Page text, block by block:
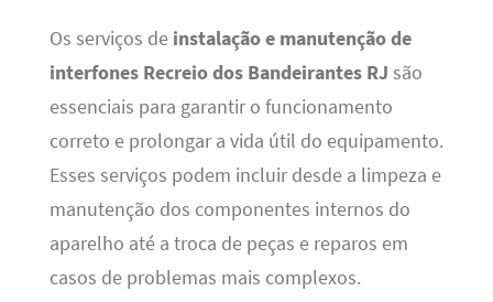
Os serviços de instalação e manutenção de
interfones Recreio dos Bandeirantes RJ são
essenciais para garantir o funcionamento
correto e prolongar a vida útil do equipamento.
Esses serviços podem incluir desde a limpeza e
manutenção dos componentes internos do
aparelho até a troca de peças e reparos em
casos de problemas mais complexos.